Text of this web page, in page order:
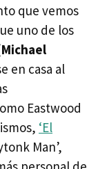
que vemos
uno de los
Michael
en casa al
Eastwood
‘El
Man’,